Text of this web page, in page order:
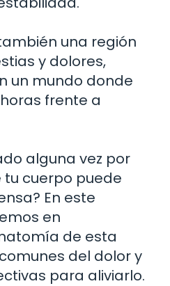
una región
y dolores,
un mundo donde
frente a
alguna vez por
cuerpo puede
En este
en
de esta
del dolor y
para aliviarlo.